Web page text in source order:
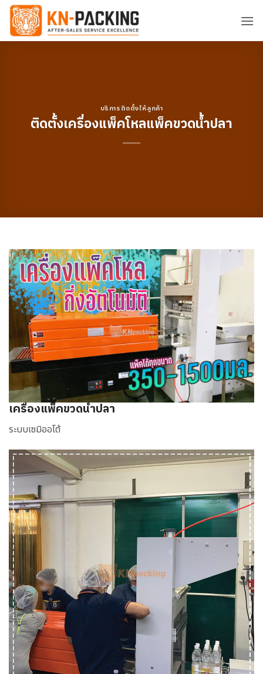
ข้าม
ยัง
บริการติดตั้งให้ลูกค้า
ติดตั้งเครื่องแพ็คโหลแพ็คขวดน้ำปลา
เครื่องแพ็คขวดน้ำปลา
ระบบเซมิออโต้